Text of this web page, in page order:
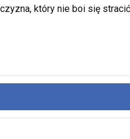
który nie boi się